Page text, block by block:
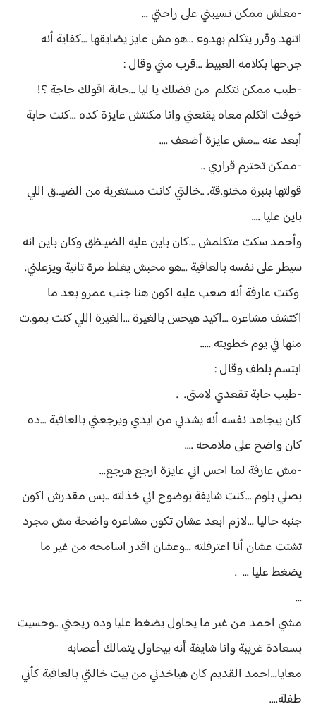
-معلش ممكن تسيبني على راحتي ...
اتنهد وقرر يتكلم بهدوء ...هو مش عايز يضايقها ...كفاية أنه
جر.حها بكلامه العبيط ...قرب مني وقال :
-طيب ممكن نتكلم من فضلك يا ليا ...حابة اقولك حاجة ؟!
خوفت اتكلم معاه يقنعني وانا مكنتش عايزة كده ...كنت حابة
أبعد عنه ...مش عايزة أضعف ....
-ممكن تحترم قراري ..
قولتها بنبرة مخنو.قة. ..خالتي كانت مستغربة من الضيـ.ق اللي
باين عليا ....
وأحمد سكت متكلمش ...كان باين عليه الضيـظق وكان باين انه
سيطر على نفسه بالعافية ...هو محبش يغلط مرة تانية ويزعلني.
وكنت عارفة أنه صعب عليه اكون هنا جنب عمرو بعد ما
اكتشف مشاعره ...اكيد هيحس بالغيرة ...الغيرة اللي كنت بمو.ت
منها في يوم خطوبته .....
ابتسم بلطف وقال :
-طيب حابة تقعدي لامتى. .
كان بيجاهد نفسه أنه يشدني من ايدي ويرجعني بالعافية ...ده
كان واضح على ملامحه ....
-مش عارفة لما احس اني عايزة ارجع هرجع...
بصلي بلوم ...كنت شايفة بوضوح اني خذلته ..بس مقدرش اكون
جنبه حاليا ...لازم ابعد عشان تكون مشاعره واضحة مش مجرد
تشتت عشان أنا اعترفلته ...وعشان اقدر اسامحه من غير ما
يضغط عليا ... .
...
مشي احمد من غير ما يحاول يضغط عليا وده ريحني ..وحسيت
بسعادة غريبة وانا شايفة أنه بيحاول يتمالك أعصابه
معايا...احمد القديم كان هياخدني من بيت خالتي بالعافية كأني
طفلة....